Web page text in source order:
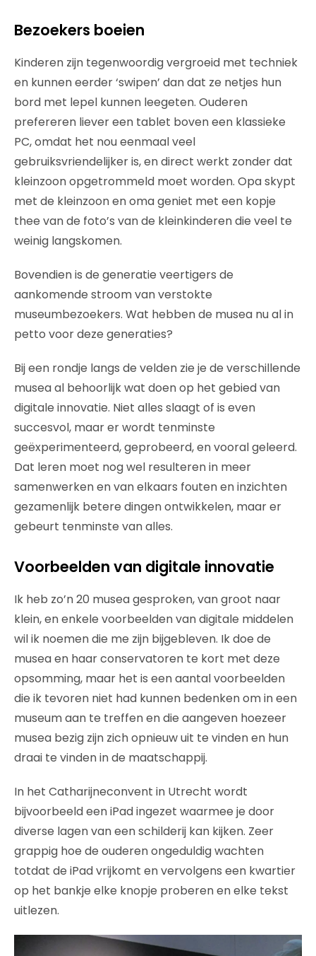
Bezoekers boeien
Kinderen zijn tegenwoordig vergroeid met techniek
en kunnen eerder ‘swipen’ dan dat ze netjes hun
bord met lepel kunnen leegeten. Ouderen
prefereren liever een tablet boven een klassieke
PC, omdat het nou eenmaal veel
gebruiksvriendelijker is, en direct werkt zonder dat
kleinzoon opgetrommeld moet worden. Opa skypt
met de kleinzoon en oma geniet met een kopje
thee van de foto’s van de kleinkinderen die veel te
weinig langskomen.
Bovendien is de generatie veertigers de
aankomende stroom van verstokte
museumbezoekers. Wat hebben de musea nu al in
petto voor deze generaties?
Bij een rondje langs de velden zie je de verschillende
musea al behoorlijk wat doen op het gebied van
digitale innovatie. Niet alles slaagt of is even
succesvol, maar er wordt tenminste
geëxperimenteerd, geprobeerd, en vooral geleerd.
Dat leren moet nog wel resulteren in meer
samenwerken en van elkaars fouten en inzichten
gezamenlijk betere dingen ontwikkelen, maar er
gebeurt tenminste van alles.
Voorbeelden van digitale innovatie
Ik heb zo’n 20 musea gesproken, van groot naar
klein, en enkele voorbeelden van digitale middelen
wil ik noemen die me zijn bijgebleven. Ik doe de
musea en haar conservatoren te kort met deze
opsomming, maar het is een aantal voorbeelden
die ik tevoren niet had kunnen bedenken om in een
museum aan te treffen en die aangeven hoezeer
musea bezig zijn zich opnieuw uit te vinden en hun
draai te vinden in de maatschappij.
In het Catharijneconvent in Utrecht wordt
bijvoorbeeld een iPad ingezet waarmee je door
diverse lagen van een schilderij kan kijken. Zeer
grappig hoe de ouderen ongeduldig wachten
totdat de iPad vrijkomt en vervolgens een kwartier
op het bankje elke knopje proberen en elke tekst
uitlezen.